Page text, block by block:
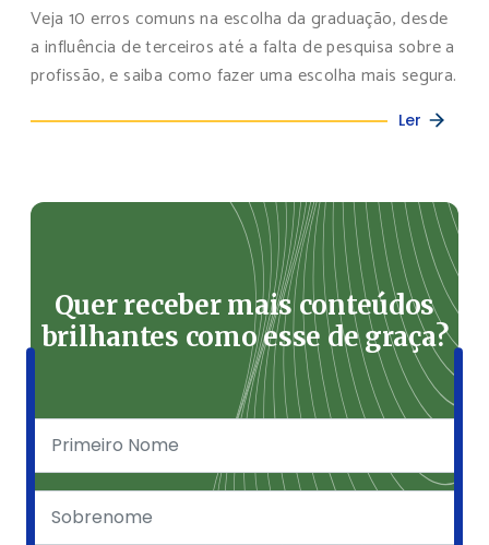
Veja 10 erros comuns na escolha da graduação, desde
a influência de terceiros até a falta de pesquisa sobre a
profissão, e saiba como fazer uma escolha mais segura.
Ler
Quer receber mais conteúdos
brilhantes como esse de graça?